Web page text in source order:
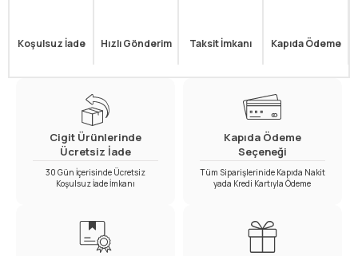
Koşulsuz İade Hızlı Gönderim Taksit İmkanı Kapıda Ödeme
Cigit Ürünlerinde
Ücretsiz İade
30 Gün İçerisinde Ücretsiz
Koşulsuz İade İmkanı
Kapıda Ödeme
Seçeneği
Tüm Siparişlerinide Kapıda Nakit
yada Kredi Kartıyla Ödeme